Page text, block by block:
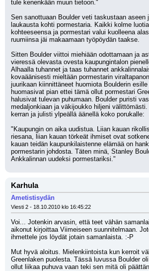
tule kenenkään muun tietoon."
Sen sanottuaan Boulder veti taskustaan aseen
laukausta kohti pormestaria. Kaikki kolme
kohteeseensa ja pormestari valui kuolleena
ruumiinsa jäi makaamaan työpöydän taakse.
Sitten Boulder viittoi miehiään odottamaan ja
vieressä olevasta ovesta kaupungintalon
Alhaalla tuhannet ja taas tuhannet
kovaäänisesti mieltään pormestarin
juurikaan kiinnittäneet huomiota Boulderin
huomasivat pian ettei tämä ollut pormestari
halusivat tulevan puhumaan. Boulder puristi
medaljonkiaan ja väkijoukko hiljeni
kerran ja julisti ylpeällä äänellä koko porukalle:
"Kaupungin on aika uudistua. Liian kauan
riesana, liian kauan törkeät ihmiset ovat
kauan teidän kaupunkilaistenne elämää on
pormestarin johdosta. Täten minä, Stanley
Ankkalinnan uudeksi pormestariksi."
Karhula
Ametistisydän
Viesti 2 - 18.10.2010 klo 16:45:22
Voi... Jotenkin arvasin, että teet vähän
aikonut kirjoittaa Viimeiseen suunnitelmaan.
ihmettele jos löydät jotain samanlaista. :-P
Mut hyvä aloitus. Mielenkiintoista kun kerroit
Greenlaken puolesta. Tässä luvussa Boulder
ollut liikaa puhuva vaan teki sen mitä oli